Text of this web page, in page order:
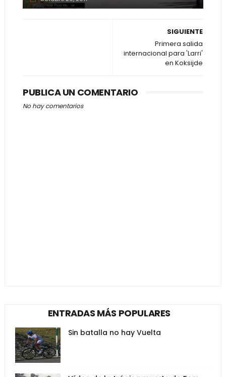
SIGUIENTE
Primera salida
internacional para 'Larri'
en Koksijde
PUBLICA UN COMENTARIO
No hay comentarios
ENTRADAS MÁS POPULARES
Sin batalla no hay Vuelta